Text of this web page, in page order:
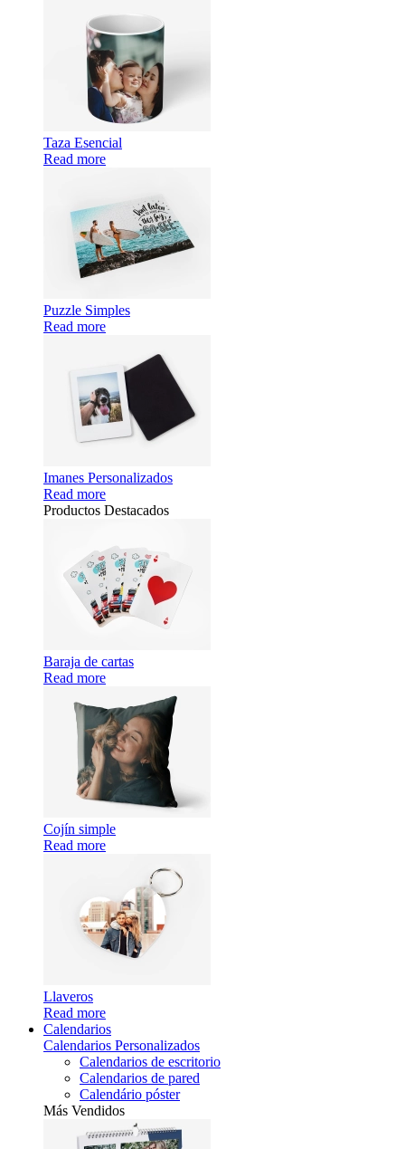
Taza Esencial
Read more
Puzzle Simples
Read more
Imanes Personalizados
Read more
Productos Destacados
Baraja de cartas
Read more
Cojín simple
Read more
Llaveros
Read more
Calendarios
Calendarios Personalizados
Calendarios de escritorio
Calendarios de pared
Calendário póster
Más Vendidos